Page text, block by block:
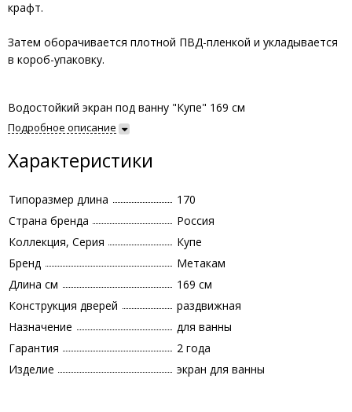
крафт.
Затем оборачивается плотной ПВД-пленкой и укладывается
в короб-упаковку.
Водостойкий экран под ванну "Купе" 169 см
Подробное описание
Характеристики
Типоразмер длина
170
Страна бренда
Россия
Коллекция, Серия
Купе
Бренд
Метакам
Длина см
169 см
Конструкция дверей
раздвижная
Назначение
для ванны
Гарантия
2 года
Изделие
экран для ванны